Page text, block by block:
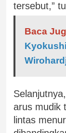
tersebut,”
Baca
arus mudik
lintas